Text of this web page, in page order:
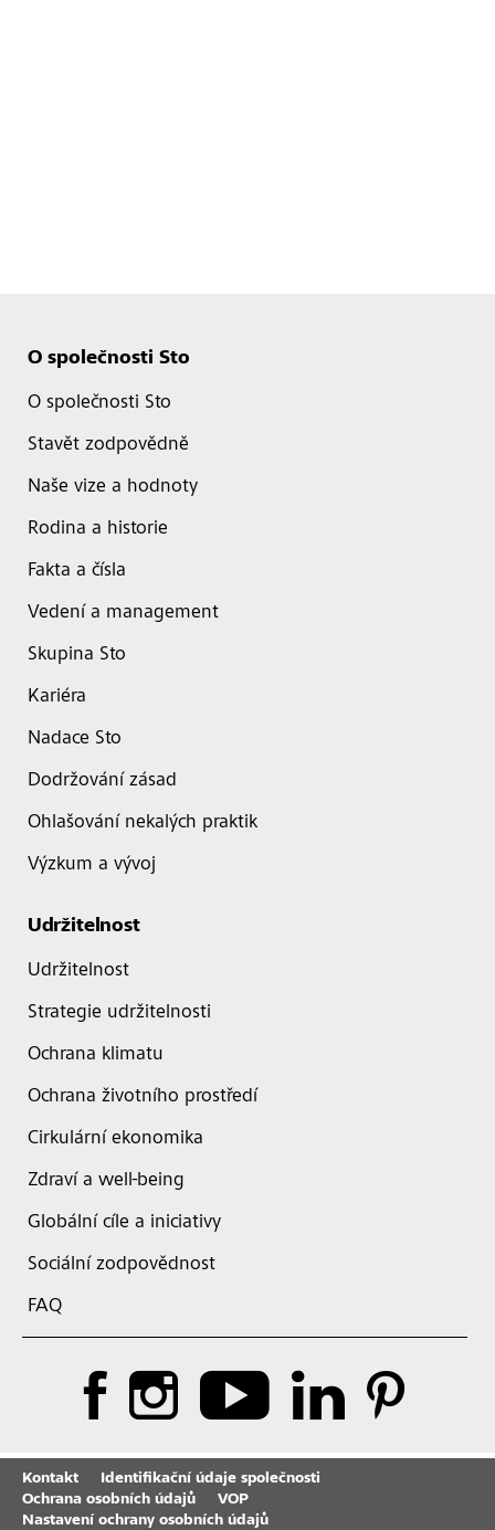
O společnosti Sto
O společnosti Sto
Stavět zodpovědně
Naše vize a hodnoty
Rodina a historie
Fakta a čísla
Vedení a management
Skupina Sto
Kariéra
Nadace Sto
Dodržování zásad
Ohlašování nekalých praktik
Výzkum a vývoj
Udržitelnost
Udržitelnost
Strategie udržitelnosti
Ochrana klimatu
Ochrana životního prostředí
Cirkulární ekonomika
Zdraví a well-being
Globální cíle a iniciativy
Sociální zodpovědnost
FAQ
Kontakt
Identifikační údaje společnosti
Ochrana osobních údajů
VOP
Nastavení ochrany osobních údajů